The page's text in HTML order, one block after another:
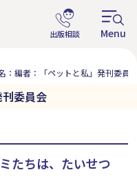
：編者：「ペットと私」発刊委員
委員会
たちは、たいせつ